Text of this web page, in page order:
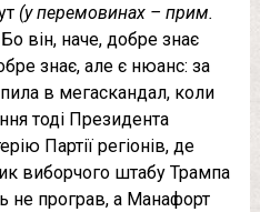
(у перемовинах – прим.
він, наче, добре знає
знає, але є нюанс: за
в мегаскандал, коли
тоді Президента
Партії регіонів, де
виборчого штабу Трампа
не програв, а Манафорт